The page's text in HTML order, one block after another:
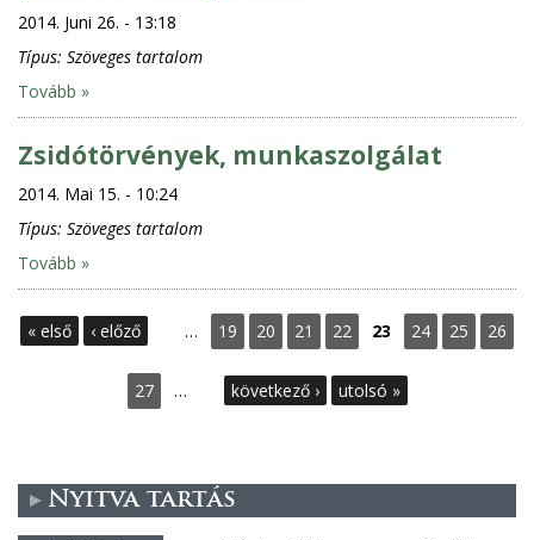
2014. Juni 26. - 13:18
Típus: Szöveges tartalom
Tovább »
Zsidótörvények, munkaszolgálat
2014. Mai 15. - 10:24
Típus: Szöveges tartalom
Tovább »
S
t
e
« első ‹ előző … 19 20 21 22 23 24 25 26
27 … következő › utolsó »
Nyitva tartás